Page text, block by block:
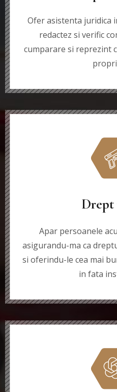
Ofer asistenta juridica
redactez si verific
cumparare si reprezint
Drept
Apar persoanele
asigurandu-ma ca
si oferindu-le cea mai
in fata